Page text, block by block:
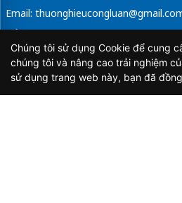
Email:
Tổng Biên Tập: Vũ Đức Thuận
Giấy phép hoạt động báo chí điện tử
Thông tin và Truyền thông cấp ngày
Chúng tôi sử dụng Cookie để cung
chúng tôi và nâng cao trải nghiệm
sử dụng trang web này, bạn đã